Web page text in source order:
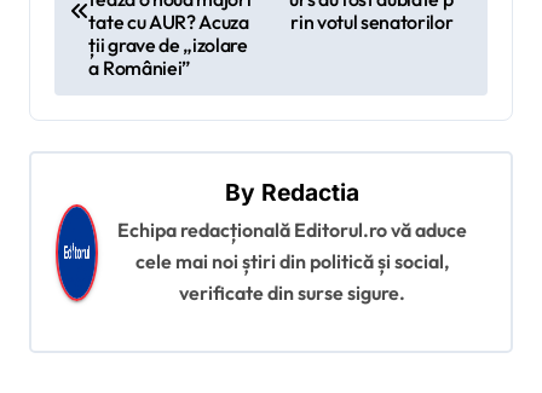
g
a
e
î
n
a
tate cu AUR? Acuza
ții grave de „izolare
a României”
rin votul senatorilor
By Redactia
Echipa redacțională Editorul.ro vă aduce
cele mai noi știri din politică și social,
verificate din surse sigure.